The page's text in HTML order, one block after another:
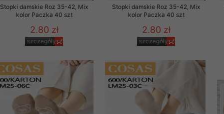
Stopki damskie Roz 35-42, Mix
kolor Paczka 40 szt
2.80 zł
szczegóły
Stopki damskie Roz 35-42, Mix
kolor Paczka 40 szt
2.80 zł
szczegóły